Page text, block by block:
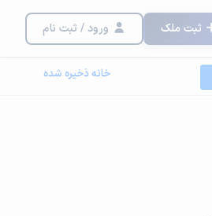
ثبت ملک ورود / ثبت نام
خانه ذخیره شده